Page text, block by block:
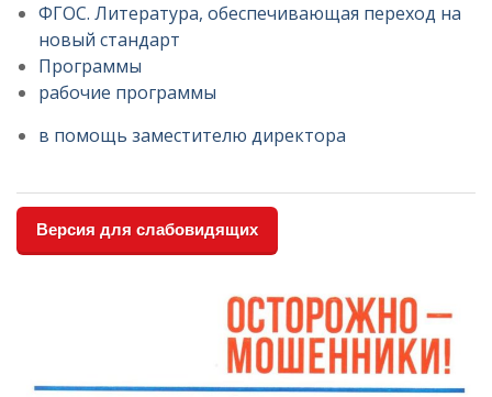
ФГОС. Литература, обеспечивающая переход на
новый стандарт
Программы
рабочие программы
в помощь заместителю директора
Версия для слабовидящих